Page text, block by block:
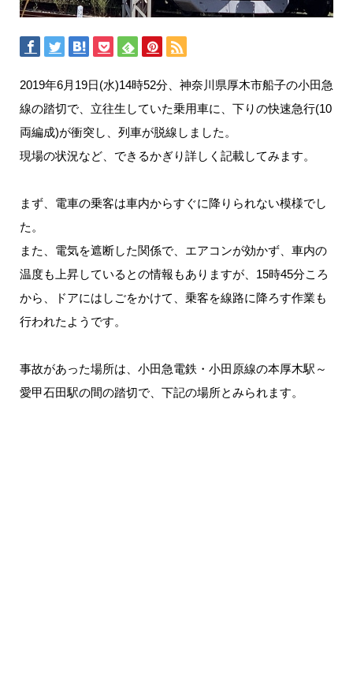
2019年6月19日(水)14時52分、神奈川県厚木市船子の小田急
線の踏切で、立往生していた乗用車に、下りの快速急行(10
両編成)が衝突し、列車が脱線しました。
現場の状況など、できるかぎり詳しく記載してみます。
まず、電車の乗客は車内からすぐに降りられない模様でし
た。
また、電気を遮断した関係で、エアコンが効かず、車内の
温度も上昇しているとの情報もありますが、15時45分ころ
から、ドアにはしごをかけて、乗客を線路に降ろす作業も
行われたようです。
事故があった場所は、小田急電鉄・小田原線の本厚木駅～
愛甲石田駅の間の踏切で、下記の場所とみられます。